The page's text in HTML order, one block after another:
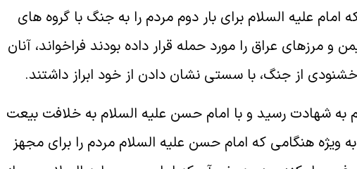
عليه السلام براى بار دوم مردم را به جنگ با گروه هاى
مرزهاى عراق را مورد حمله قرار داده بودند فراخواند، آنان
از جنگ، با سستى نشان دادن از خود ابراز داشتند.
به شهادت رسيد و با امام حسن عليه السلام به خلافت بيعت
ويژه هنگامى كه امام حسن عليه السلام مردم را براى مجهز